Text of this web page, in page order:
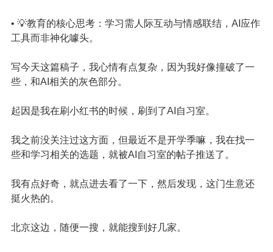
• 💡教育的核心思考：学习需人际互动与情感联结，AI应作
工具而非神化噱头。
写今天这篇稿子，我心情有点复杂，因为我好像撞破了一
些，和AI相关的灰色部分。
起因是我在刷小红书的时候，刷到了AI自习室。
我之前没关注过这方面，但最近不是开学季嘛，我在找一
些和学习相关的选题，就被AI自习室的帖子推送了。
我有点好奇，就点进去看了一下，然后发现，这门生意还
挺火热的。
北京这边，随便一搜，就能搜到好几家。